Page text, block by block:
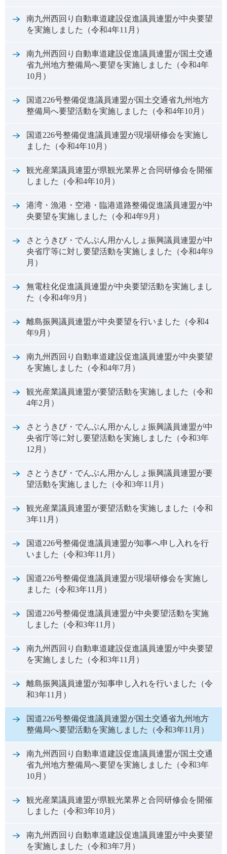
南九州西回り自動車道建設促進議員連盟が中央要望
を実施しました（令和4年11月）
南九州西回り自動車道建設促進議員連盟が国土交通
省九州地方整備局へ要望を実施しました（令和4年
10月）
国道226号整備促進議員連盟が国土交通省九州地方
整備局へ要望活動を実施しました（令和4年10月）
国道226号整備促進議員連盟が現場研修会を実施し
ました（令和4年10月）
観光産業議員連盟が県観光業界と合同研修会を開催
しました（令和4年10月）
港湾・漁港・空港・臨港道路整備促進議員連盟が中
央要望を実施しました（令和4年9月）
さとうきび・でんぷん用かんしょ振興議員連盟が中
央省庁等に対し要望活動を実施しました（令和4年9
月）
無電柱化促進議員連盟が中央要望活動を実施しまし
た（令和4年9月）
離島振興議員連盟が中央要望を行いました（令和4
年9月）
南九州西回り自動車道建設促進議員連盟が中央要望
を実施しました（令和4年7月）
観光産業議員連盟が要望活動を実施しました（令和
4年2月）
さとうきび・でんぷん用かんしょ振興議員連盟が中
央省庁等に対し要望活動を実施しました（令和3年
12月）
さとうきび・でんぷん用かんしょ振興議員連盟が要
望活動を実施しました（令和3年11月）
観光産業議員連盟が要望活動を実施しました（令和
3年11月）
国道226号整備促進議員連盟が知事へ申し入れを行
いました（令和3年11月）
国道226号整備促進議員連盟が現場研修会を実施し
ました（令和3年11月）
国道226号整備促進議員連盟が中央要望活動を実施
しました（令和3年11月）
南九州西回り自動車道建設促進議員連盟が中央要望
を実施しました（令和3年11月）
離島振興議員連盟が知事申し入れを行いました（令
和3年11月）
国道226号整備促進議員連盟が国土交通省九州地方
整備局へ要望活動を実施しました（令和3年11月）
南九州西回り自動車道建設促進議員連盟が国土交通
省九州地方整備局へ要望を実施しました（令和3年
10月）
観光産業議員連盟が県観光業界と合同研修会を開催
しました（令和3年10月）
南九州西回り自動車道建設促進議員連盟が中央要望
を実施しました（令和3年7月）